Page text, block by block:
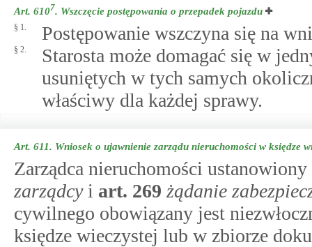
Art. 6107. Wszczęcie postępowania o przepadek pojazdu
§ 1. Postępowanie wszczyna się na
§ 2.
Starosta może domagać się w
usuniętych w tych samych
właściwy dla każdej sprawy.
Art. 611. Wniosek o ujawnienie zarządu nieruchomości w księdze
Zarządca nieruchomości
zarządcyi art. 269 żądanie
cywilnego obowiązany jest
księdze wieczystej lub w zbiorze